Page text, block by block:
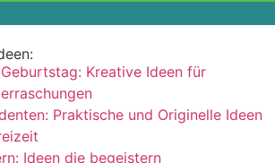
Kreative Ideen für
Praktische und Originelle Ideen
Ideen die begeistern